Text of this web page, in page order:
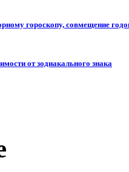
гороскопу, совмещение
от зодиакального знака